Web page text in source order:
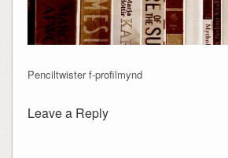
Penciltwister f-profilmynd
Leave a Reply